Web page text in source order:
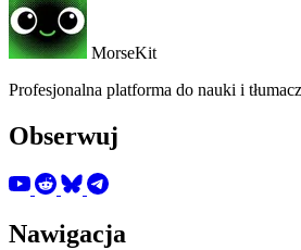
MorseKit
Profesjonalna platforma do nauki i
Obserwuj
Nawigacja